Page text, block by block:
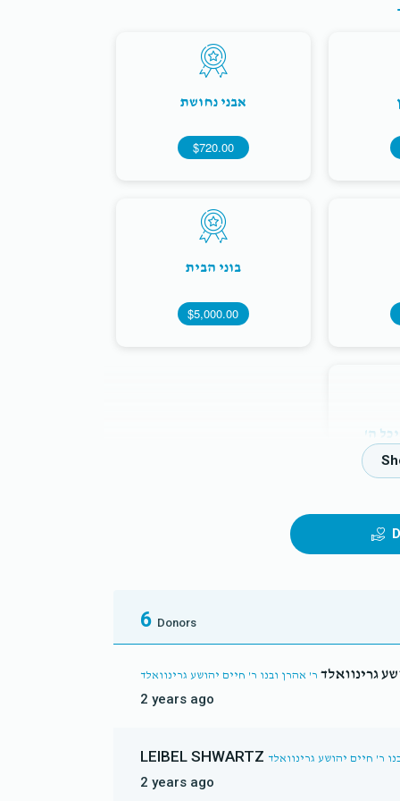
אבני נחושת
$720.00
בוני הבית
$5,000.00
ה'
6 Donors
גרינוואלד ר' אהרן ובנו ר' חיים יהושע גרינוואלד
2 years ago
LEIBEL SHWARTZ ר' חיים יהושע גרינוואלד
2 years ago